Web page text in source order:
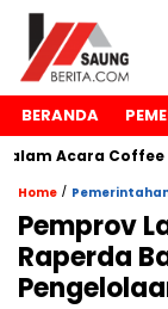
BERANDA
Acara Coffee
Home /
Pemprov
Raperda